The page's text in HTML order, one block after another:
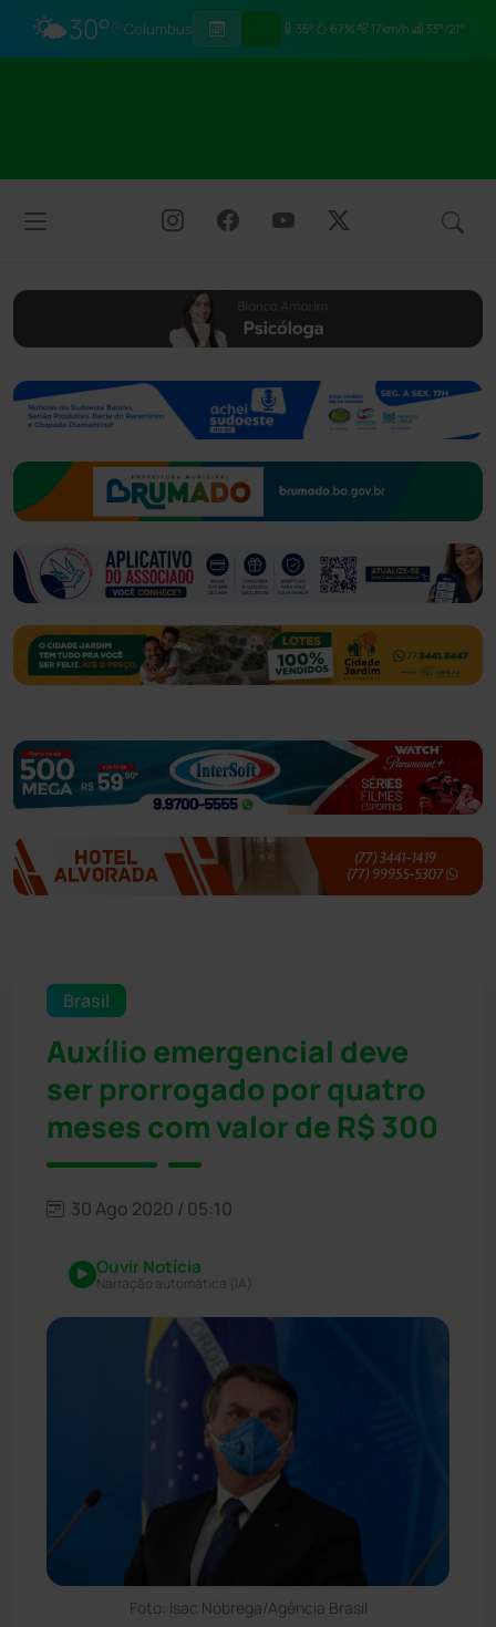
🌤️30° Columbus 35° 67% 17km/h 33°/21°
Brasil
Auxílio emergencial deve
ser prorrogado por quatro
meses com valor de R$ 300
30 Ago 2020 / 05:10
Ouvir Notícia
Narração automática (IA)
Foto: Isac Nóbrega/Agência Brasil